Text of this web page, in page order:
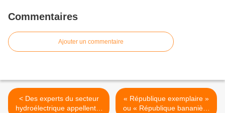
Commentaires
Ajouter un commentaire
< Des experts du secteur
hydroélectrique appellent à
« République exemplaire »
ou « République bananière